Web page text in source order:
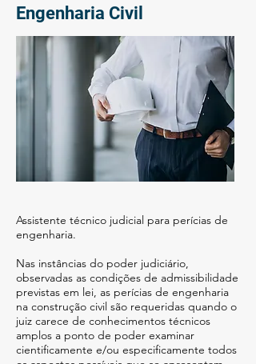
Engenharia Civil
Assistente técnico judicial para perícias de
engenharia.
​Nas instâncias do poder judiciário,
observadas as condições de admissibilidade
previstas em lei, as perícias de engenharia
na construção civil são requeridas quando o
juiz carece de conhecimentos técnicos
amplos a ponto de poder examinar
cientificamente e/ou especificamente todos